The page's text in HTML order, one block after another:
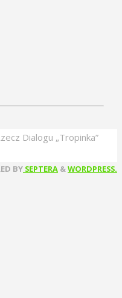
Dialogu „Tropinka”
BY SEPTERA &WORDPRESS.